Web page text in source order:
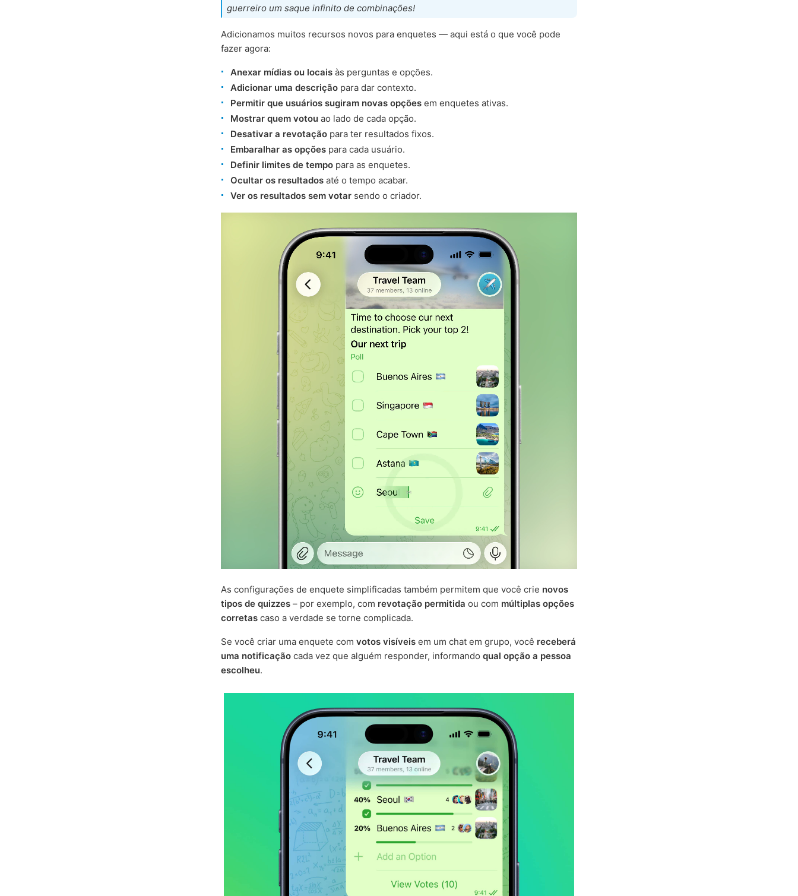
guerreiro um saque infinito de combinações!
Adicionamos muitos recursos novos para enquetes — aqui está o que você pode
fazer agora:
Anexar mídias ou locais às perguntas e opções.
Adicionar uma descrição para dar contexto.
Permitir que usuários sugiram novas opções em enquetes ativas.
Mostrar quem votou ao lado de cada opção.
Desativar a revotação para ter resultados fixos.
Embaralhar as opções para cada usuário.
Definir limites de tempo para as enquetes.
Ocultar os resultados até o tempo acabar.
Ver os resultados sem votar sendo o criador.
As configurações de enquete simplificadas também permitem que você crie novos
tipos de quizzes – por exemplo, com revotação permitida ou com múltiplas opções
corretas caso a verdade se torne complicada.
Se você criar uma enquete com votos visíveis em um chat em grupo, você receberá
uma notificação cada vez que alguém responder, informando qual opção a pessoa
escolheu.